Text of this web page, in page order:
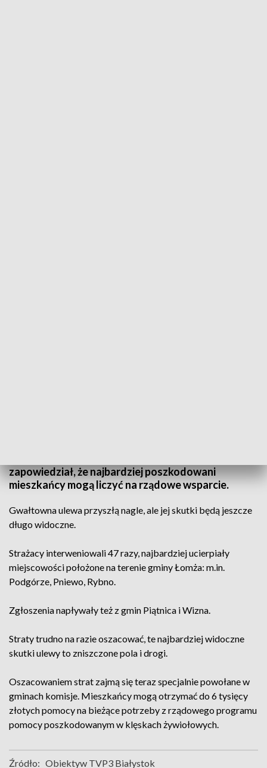
zapowiedział, że najbardziej poszkodowani
mieszkańcy mogą liczyć na rządowe wsparcie.
Gwałtowna ulewa przyszłą nagle, ale jej skutki będą jeszcze
długo widoczne.
Strażacy interweniowali 47 razy, najbardziej ucierpiały
miejscowości położone na terenie gminy Łomża: m.in.
Podgórze, Pniewo, Rybno.
Zgłoszenia napływały też z gmin Piątnica i Wizna.
Straty trudno na razie oszacować, te najbardziej widoczne
skutki ulewy to zniszczone pola i drogi.
Oszacowaniem strat zajmą się teraz specjalnie powołane w
gminach komisje. Mieszkańcy mogą otrzymać do 6 tysięcy
złotych pomocy na bieżące potrzeby z rządowego programu
pomocy poszkodowanym w klęskach żywiołowych.
Źródło: Obiektyw TVP3 Białystok